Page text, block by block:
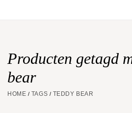
Huwelijk
Geschenkbon
Producten getagd
bear
HOME / TAGS / TEDDY BEAR